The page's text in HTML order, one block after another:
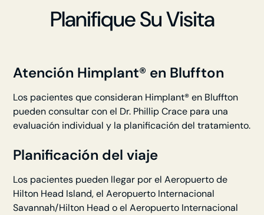
Planifique Su Visita
Atención Himplant® en Bluffton
Los pacientes que consideran Himplant® en Bluffton
pueden consultar con el Dr. Phillip Crace para una
evaluación individual y la planificación del tratamiento.
Planificación del viaje
Los pacientes pueden llegar por el Aeropuerto de
Hilton Head Island, el Aeropuerto Internacional
Savannah/Hilton Head o el Aeropuerto Internacional